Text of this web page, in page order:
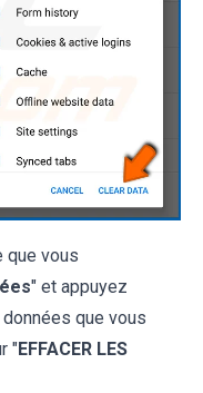
que vous
" et appuyez
que vous
"EFFACER LES